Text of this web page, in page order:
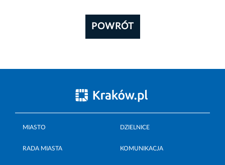
POWRÓT
MIASTO DZIELNICE
RADA MIASTA KOMUNIKACJA